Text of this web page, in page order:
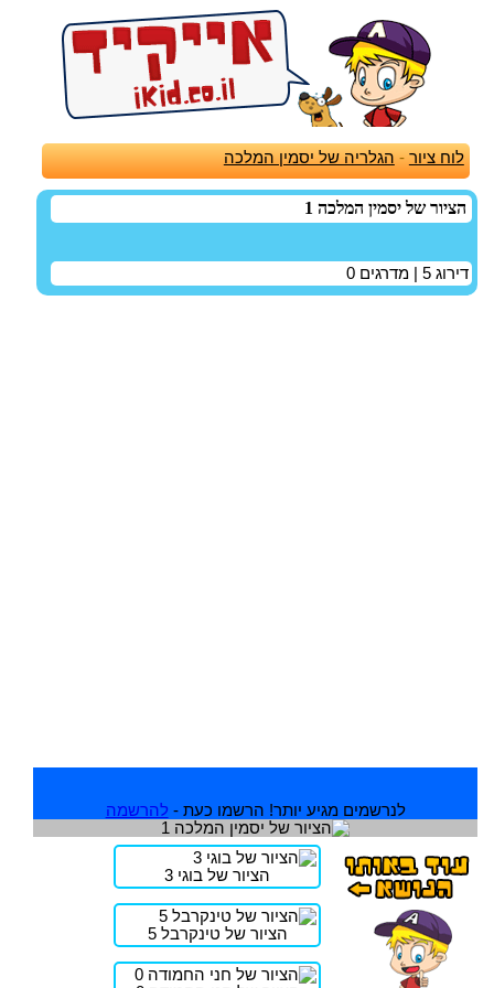
לוח ציור - הגלריה של יסמין המלכה
הציור של יסמין המלכה 1
דירוג 5 | מדרגים 0
לנרשמים מגיע יותר! הרשמו כעת - להרשמה
הציור של בוגי 3
הציור של טינקרבל 5